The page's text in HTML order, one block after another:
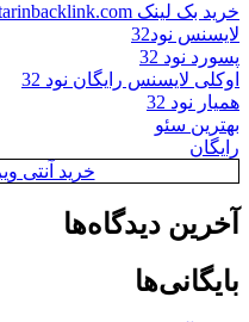
خرید بک لینک behtarinbacklink.com
لایسنس نود32
پسورد نود 32
اوکلی لایسنس رایگان نود 32
همیار نود 32
بهترین سئو
رایگان
خرید آنتی
آخرین دیدگاه‌ها
بایگانی‌ها